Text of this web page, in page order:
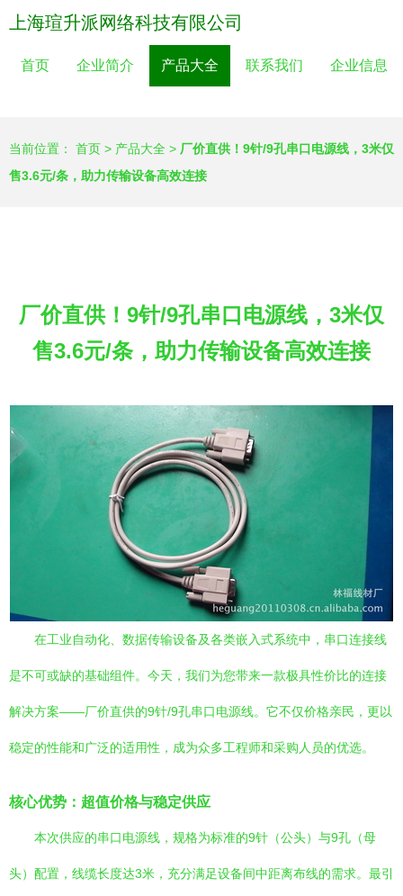
上海瑄升派网络科技有限公司
首页 企业简介 产品大全 联系我们 企业信息
当前位置： 首页 > 产品大全 > 厂价直供！9针/9孔串口电源线，3米仅
售3.6元/条，助力传输设备高效连接
厂价直供！9针/9孔串口电源线，3米仅
售3.6元/条，助力传输设备高效连接
在工业自动化、数据传输设备及各类嵌入式系统中，串口连接线
是不可或缺的基础组件。今天，我们为您带来一款极具性价比的连接
解决方案——厂价直供的9针/9孔串口电源线。它不仅价格亲民，更以
稳定的性能和广泛的适用性，成为众多工程师和采购人员的优选。
核心优势：超值价格与稳定供应
本次供应的串口电源线，规格为标准的9针（公头）与9孔（母
头）配置，线缆长度达3米，充分满足设备间中距离布线的需求。最引